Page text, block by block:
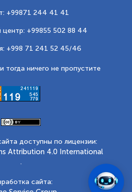
+99871 244 41 41
центр: +99855 502 88 44
+998 71 241 52 45/46
тогда ничего не пропустите
доступны по лицензии:
Attribution 4.0 International
.
сайта: